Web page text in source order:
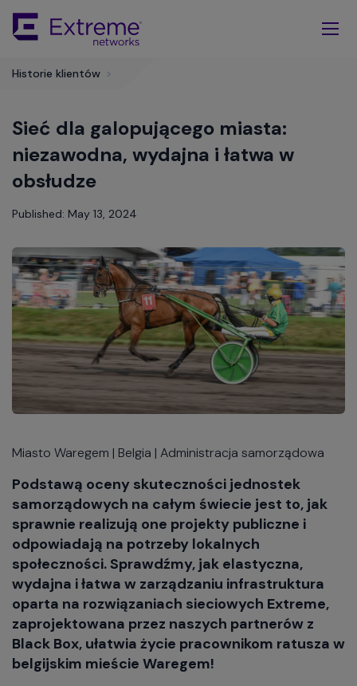
Main
Historie klientów >
Sieć dla galopującego miasta:
niezawodna, wydajna i łatwa w
obsłudze
Published: May 13, 2024
Miasto Waregem | Belgia | Administracja samorządowa
Podstawą oceny skuteczności jednostek
samorządowych na całym świecie jest to, jak
sprawnie realizują one projekty publiczne i
odpowiadają na potrzeby lokalnych
społeczności. Sprawdźmy, jak elastyczna,
wydajna i łatwa w zarządzaniu infrastruktura
oparta na rozwiązaniach sieciowych Extreme,
zaprojektowana przez naszych partnerów z
Black Box, ułatwia życie pracownikom ratusza w
belgijskim mieście Waregem!